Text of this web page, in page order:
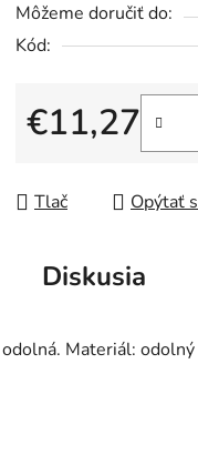
je
0,0
hviezdičiek.
Môžeme doručiť do:
Kód:
€11,27
Jednotková cena:
Tlač Opýtať
Diskusia
Materiál: